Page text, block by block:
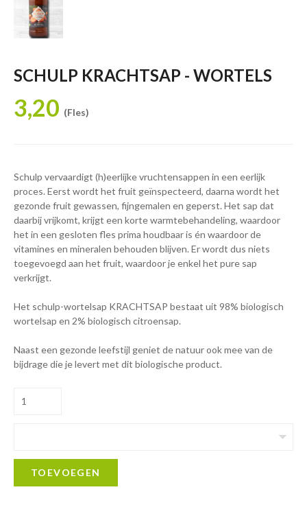
SCHULP KRACHTSAP - WORTELS
3,20 (Fles)
Schulp vervaardigt (h)eerlijke vruchtensappen in een eerlijk
proces. Eerst wordt het fruit geïnspecteerd, daarna wordt het
gezonde fruit gewassen, fijngemalen en geperst. Het sap dat
daarbij vrijkomt, krijgt een korte warmtebehandeling, waardoor
het in een gesloten fles prima houdbaar is én waardoor de
vitamines en mineralen behouden blijven. Er wordt dus niets
toegevoegd aan het fruit, waardoor je enkel het pure sap
verkrijgt.
Het schulp-wortelsap KRACHTSAP bestaat uit 98% biologisch
wortelsap en 2% biologisch citroensap.
Naast een gezonde leefstijl geniet de natuur ook mee van de
bijdrage die je levert met dit biologische product.
TOEVOEGEN